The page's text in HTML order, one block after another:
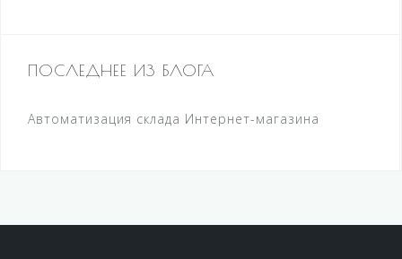
ПОСЛЕДНЕЕ ИЗ БЛОГА
Автоматизация склада Интернет-магазина